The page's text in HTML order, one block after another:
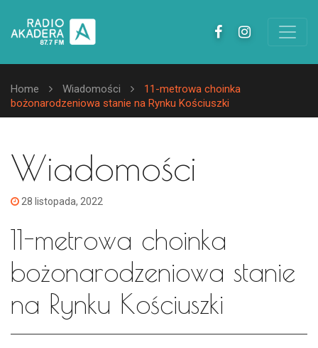
Home Wiadomości
11-metrowa choinka
bożonarodzeniowa stanie na Rynku Kościuszki
Wiadomości
28 listopada, 2022
11-metrowa choinka
bożonarodzeniowa stanie
na Rynku Kościuszki